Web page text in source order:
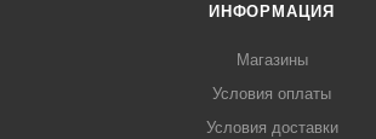
ИНФОРМАЦИЯ
Магазины
Условия оплаты
Условия доставки